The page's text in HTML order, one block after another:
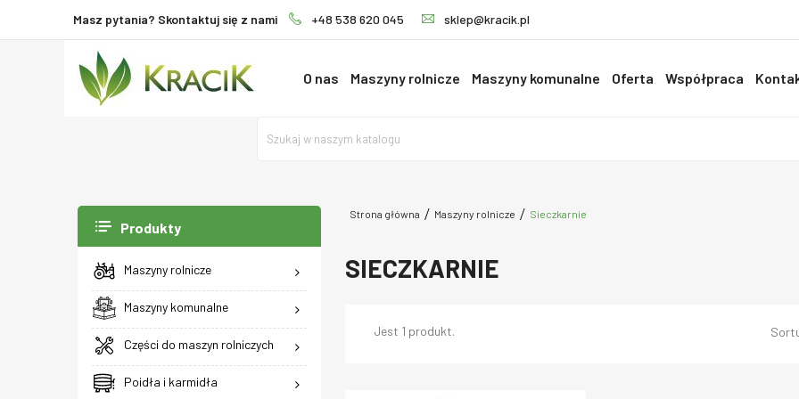
Masz pytania? Skontaktuj się z nami +48 538 620 045 sklep@kracik.pl
O nas Maszyny rolnicze Maszyny komunalne Oferta Współpraca
Produkty
Maszyny rolnicze
Maszyny komunalne
Części do maszyn rolniczych
Poidła i karmidła
Strona główna Maszyny rolnicze Sieczkarnie
SIECZKARNIE
Jest 1 produkt.